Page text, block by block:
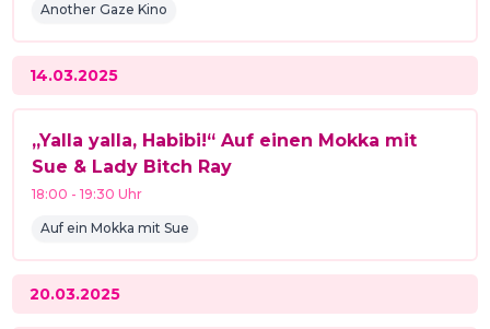
Another Gaze Kino
14.03.2025
„Yalla yalla, Habibi!“ Auf einen Mokka mit
Sue & Lady Bitch Ray
18:00 -19:30 Uhr
Auf ein Mokka mit Sue
20.03.2025